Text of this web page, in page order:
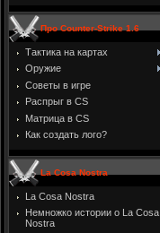
Про Counter-Strike 1.6
Тактика на картах
Оружие
Советы в игре
Распрыг в CS
Матрица в CS
Как создать лого?
La Cosa Nostra
La Cosa Nostra
Немножко истории о La Cosa
Nostra